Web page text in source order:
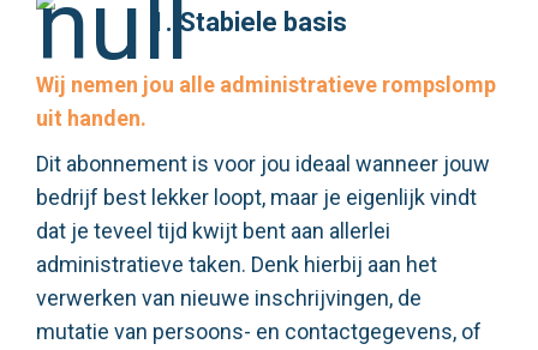
1. Stabiele basis
Wij nemen jou alle administratieve rompslomp
uit handen.
Dit abonnement is voor jou ideaal wanneer jouw
bedrijf best lekker loopt, maar je eigenlijk vindt
dat je teveel tijd kwijt bent aan allerlei
administratieve taken. Denk hierbij aan het
verwerken van nieuwe inschrijvingen, de
mutatie van persoons- en contactgegevens, of